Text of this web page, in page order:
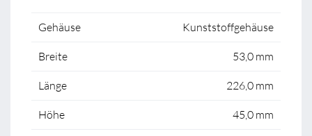
Gehäuse Kunststoffgehäuse
Breite 53,0 mm
Länge 226,0 mm
Höhe 45,0 mm